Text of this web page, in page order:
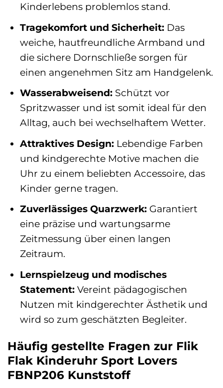
Kinderlebens problemlos stand.
Tragekomfort und Sicherheit:Das
weiche, hautfreundliche Armband und
die sichere Dornschließe sorgen für
einen angenehmen Sitz am Handgelenk.
Wasserabweisend:Schützt vor
Spritzwasser und ist somit ideal für den
Alltag, auch bei wechselhaftem Wetter.
Attraktives Design:Lebendige Farben
und kindgerechte Motive machen die
Uhr zu einem beliebten Accessoire, das
Kinder gerne tragen.
Zuverlässiges Quarzwerk:Garantiert
eine präzise und wartungsarme
Zeitmessung über einen langen
Zeitraum.
Lernspielzeug und modisches
Statement:Vereint pädagogischen
Nutzen mit kindgerechter Ästhetik und
wird so zum geschätzten Begleiter.
Häufig gestellte Fragen zur Flik
Flak Kinderuhr Sport Lovers
FBNP206 Kunststoff